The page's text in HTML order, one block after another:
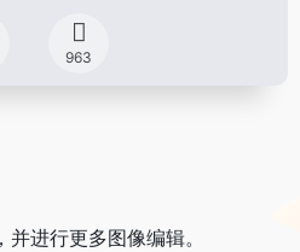
963
进行更多图像编辑。